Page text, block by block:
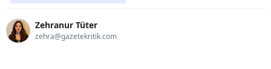
Zehranur Tüter
zehra@gazetekritik.com